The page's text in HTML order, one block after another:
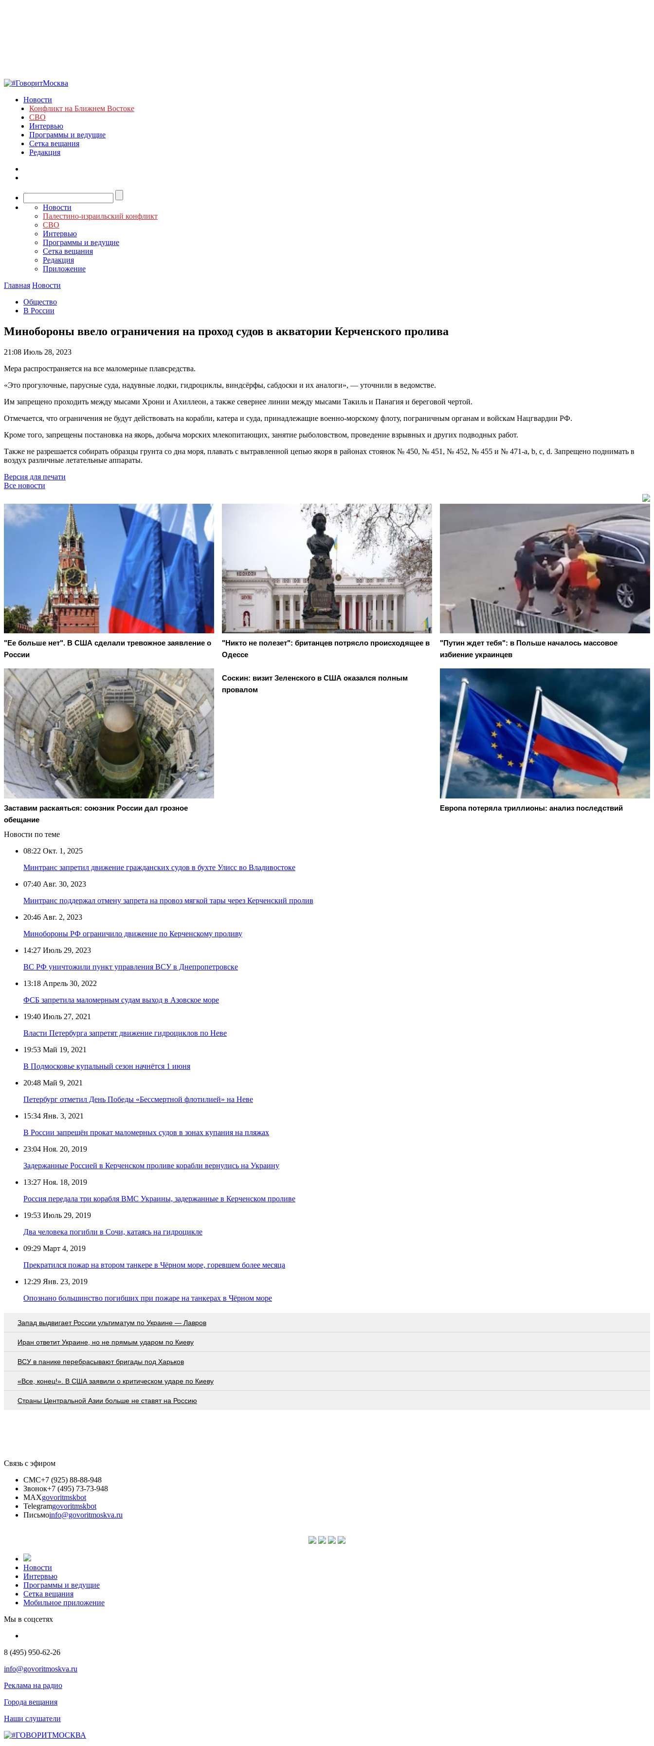
Новости
Конфликт на Ближнем Востоке
СВО
Интервью
Программы и ведущие
Сетка вещания
Редакция
Новости
Палестино-израильский конфликт
СВО
Интервью
Программы и ведущие
Сетка вещания
Редакция
Приложение
Главная Новости
Общество
В России
Минобороны ввело ограничения на проход судов в акватории Керченского пролива
21:08 Июль 28, 2023
Мера распространяется на все маломерные плавсредства.
«Это прогулочные, парусные суда, надувные лодки, гидроциклы, виндсёрфы, сабдоски и их аналоги», — уточнили в ведомстве.
Им запрещено проходить между мысами Хрони и Ахиллеон, а также севернее линии между мысами Такиль и Панагия и береговой чертой.
Отмечается, что ограничения не будут действовать на корабли, катера и суда, принадлежащие военно-морскому флоту, пограничным органам и войскам Нацгвардии РФ.
Кроме того, запрещены постановка на якорь, добыча морских млекопитающих, занятие рыболовством, проведение взрывных и других подводных работ.
Также не разрешается собирать образцы грунта со дна моря, плавать с вытравленной цепью якоря в районах стоянок № 450, № 451, № 452, № 455 и № 471-a, b, c, d. Запрещено поднимать в
воздух различные летательные аппараты.
Версия для печати
Все новости
"Ее больше нет". В США сделали тревожное заявление о
России
"Никто не полезет": британцев потрясло происходящее в
Одессе
"Путин ждет тебя": в Польше началось массовое
избиение украинцев
Заставим раскаяться: союзник России дал грозное
обещание
Соскин: визит Зеленского в США оказался полным
провалом
Европа потеряла триллионы: анализ последствий
Новости по теме
08:22 Окт. 1, 2025
Минтранс запретил движение гражданских судов в бухте Улисс во Владивостоке
07:40 Авг. 30, 2023
Минтранс поддержал отмену запрета на провоз мягкой тары через Керченский пролив
20:46 Авг. 2, 2023
Минобороны РФ ограничило движение по Керченскому проливу
14:27 Июль 29, 2023
ВС РФ уничтожили пункт управления ВСУ в Днепропетровске
13:18 Апрель 30, 2022
ФСБ запретила маломерным судам выход в Азовское море
19:40 Июль 27, 2021
Власти Петербурга запретят движение гидроциклов по Неве
19:53 Май 19, 2021
В Подмосковье купальный сезон начнётся 1 июня
20:48 Май 9, 2021
Петербург отметил День Победы «Бессмертной флотилией» на Неве
15:34 Янв. 3, 2021
В России запрещён прокат маломерных судов в зонах купания на пляжах
23:04 Ноя. 20, 2019
Задержанные Россией в Керченском проливе корабли вернулись на Украину
13:27 Ноя. 18, 2019
Россия передала три корабля ВМС Украины, задержанные в Керченском проливе
19:53 Июль 29, 2019
Два человека погибли в Сочи, катаясь на гидроцикле
09:29 Март 4, 2019
Прекратился пожар на втором танкере в Чёрном море, горевшем более месяца
12:29 Янв. 23, 2019
Опознано большинство погибших при пожаре на танкерах в Чёрном море
Запад выдвигает России ультиматум по Украине — Лавров
Иран ответит Украине, но не прямым ударом по Киеву
ВСУ в панике перебрасывают бригады под Харьков
«Все, конец!». В США заявили о критическом ударе по Киеву
Страны Центральной Азии больше не ставят на Россию
Связь с эфиром
СМС+7 (925) 88-88-948
Звонок+7 (495) 73-73-948
MAXgovoritmskbot
Telegramgovoritmskbot
Письмоinfo@govoritmoskva.ru
Новости
Интервью
Программы и ведущие
Сетка вещания
Мобильное приложение
Мы в соцсетях
8 (495) 950-62-26
info@govoritmoskva.ru
Реклама на радио
Города вещания
Наши слушатели